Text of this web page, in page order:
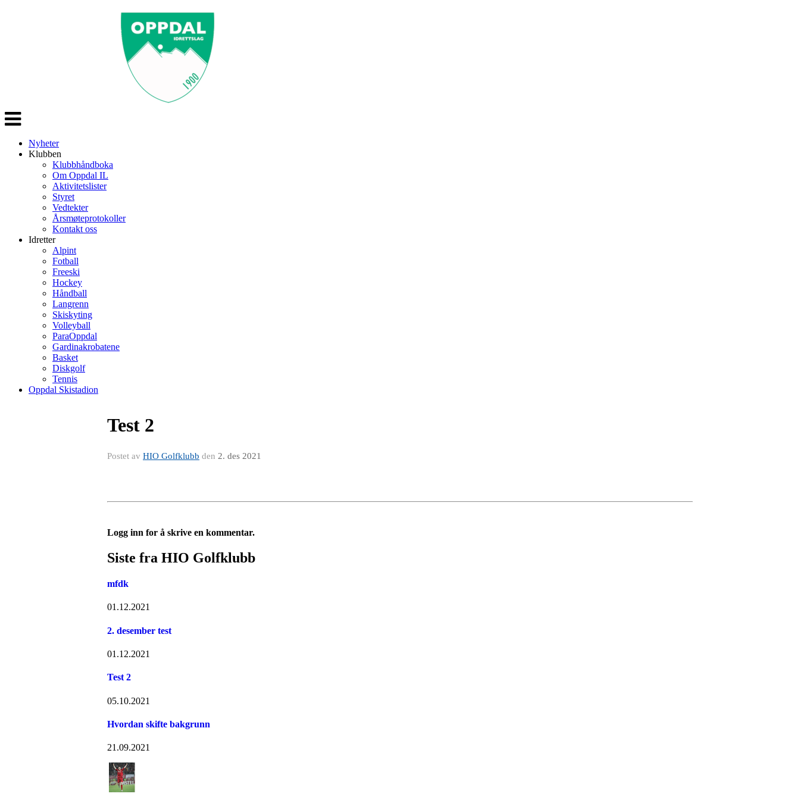
Veksle
navigasjon
Nyheter
Klubben
Klubbhåndboka
Om Oppdal IL
Aktivitetslister
Styret
Vedtekter
Årsmøteprotokoller
Kontakt oss
Idretter
Alpint
Fotball
Freeski
Hockey
Håndball
Langrenn
Skiskyting
Volleyball
ParaOppdal
Gardinakrobatene
Basket
Diskgolf
Tennis
Oppdal Skistadion
Test 2
Postet av HIO Golfklubb den 2. des 2021
Logg inn for å skrive en kommentar.
Siste fra HIO Golfklubb
mfdk
01.12.2021
2. desember test
01.12.2021
Test 2
05.10.2021
Hvordan skifte bakgrunn
21.09.2021